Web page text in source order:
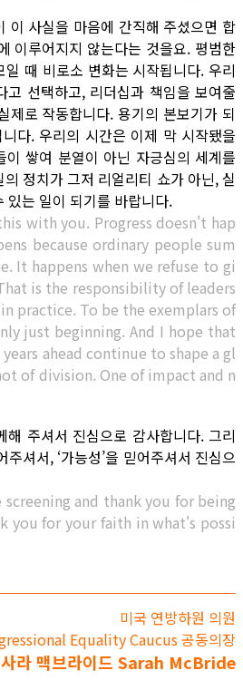
이 사실을 마음에 간직해 주셨으면 합
이루어지지 않는다는 것을요. 평범한
때 비로소 변화는 시작됩니다. 우리
고 선택하고, 리더십과 책임을 보여줄
제로 작동합니다. 용기의 본보기가 되
다. 우리의 시간은 이제 막 시작됐을
이 쌓여 분열이 아닌 자긍심의 세계를
정치가 그저 리얼리티 쇼가 아닌, 실
있는 일이 되기를 바랍니다.
with you. Progress doesn't hap
because ordinary people sum
It happens when we refuse to gi
is the responsibility of leaders
practice. To be the exemplars of
just beginning. And I hope that
ahead continue to shape a gl
of division. One of impact and n
해 주셔서 진심으로 감사합니다. 그리
셔서, ‘가능성’을 믿어주셔서 진심으
and thank you for being
you for your faith in what's possi
미국 연방하원 의원
Equality Caucus 공동의장
사라 맥브라이드 Sarah McBride